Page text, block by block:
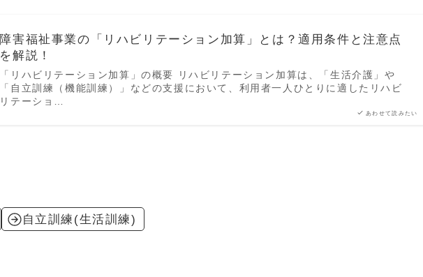
あわせて読みたい
障害福祉事業の「リハビリテーション加算」とは？適用条件と注意点
を解説！
「リハビリテーション加算」の概要 リハビリテーション加算は、「生活介護」や
「自立訓練（機能訓練）」などの支援において、利用者一人ひとりに適したリハビ
リテーショ…
自立訓練(生活訓練)